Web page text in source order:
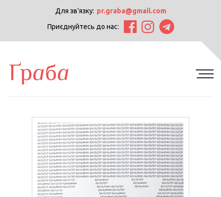
Для зв'язку: pr.graba@gmail.com
Приєднуйтесь до нас: